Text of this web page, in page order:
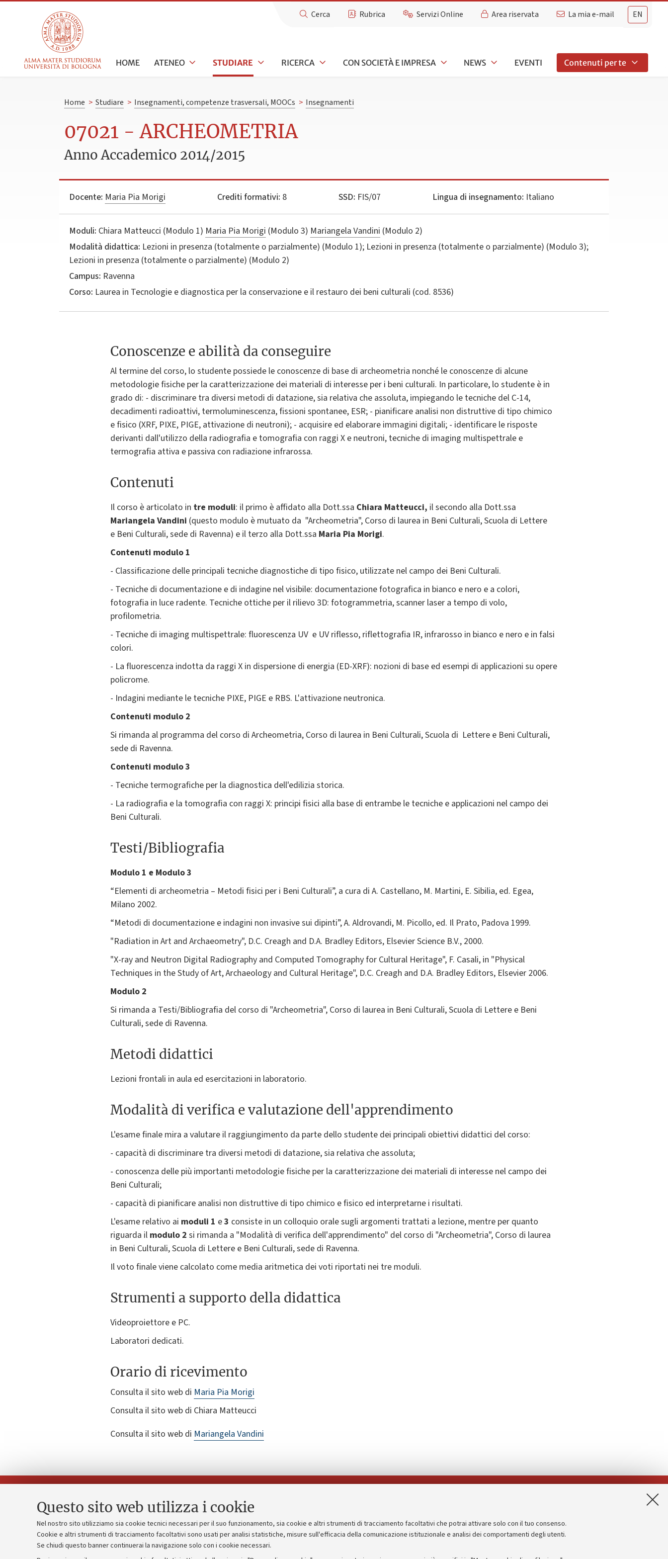
Questo sito web utilizza i cookie
Nel nostro sito utilizziamo sia cookie tecnici necessari per il suo funzionamento, sia cookie e altri strumenti di tracciamento facoltativi che potrai attivare solo con il tuo consenso.
Cookie e altri strumenti di tracciamento facoltativi sono usati per analisi statistiche, misure sull'efficacia della comunicazione istituzionale e analisi dei comportamenti degli utenti.
Se chiudi questo banner continuerai la navigazione solo con i cookie necessari.
EN
Cerca Rubrica Servizi Online Area riservata La mia e-mail
HOME ATENEO STUDIARE RICERCA CON SOCIETÀ E IMPRESA NEWS EVENTI Contenuti per te
Home > Studiare > Insegnamenti, competenze trasversali, MOOCs > Insegnamenti
07021 - ARCHEOMETRIA
Anno Accademico 2014/2015
Docente: Maria Pia Morigi Crediti formativi: 8 SSD: FIS/07 Lingua di insegnamento: Italiano
Moduli: Chiara Matteucci (Modulo 1) Maria Pia Morigi (Modulo 3) Mariangela Vandini (Modulo 2)
Modalità didattica: Lezioni in presenza (totalmente o parzialmente) (Modulo 1); Lezioni in presenza (totalmente o parzialmente) (Modulo 3);
Lezioni in presenza (totalmente o parzialmente) (Modulo 2)
Campus: Ravenna
Corso: Laurea in Tecnologie e diagnostica per la conservazione e il restauro dei beni culturali (cod. 8536)
Conoscenze e abilità da conseguire
Al termine del corso, lo studente possiede le conoscenze di base di archeometria nonché le conoscenze di alcune
metodologie fisiche per la caratterizzazione dei materiali di interesse per i beni culturali. In particolare, lo studente è in
grado di: - discriminare tra diversi metodi di datazione, sia relativa che assoluta, impiegando le tecniche del C-14,
decadimenti radioattivi, termoluminescenza, fissioni spontanee, ESR; - pianificare analisi non distruttive di tipo chimico
e fisico (XRF, PIXE, PIGE, attivazione di neutroni); - acquisire ed elaborare immagini digitali; - identificare le risposte
derivanti dall'utilizzo della radiografia e tomografia con raggi X e neutroni, tecniche di imaging multispettrale e
termografia attiva e passiva con radiazione infrarossa.
Contenuti
Il corso è articolato in tre moduli: il primo è affidato alla Dott.ssa Chiara Matteucci, il secondo alla Dott.ssa
Mariangela Vandini (questo modulo è mutuato da "Archeometria", Corso di laurea in Beni Culturali, Scuola di Lettere
e Beni Culturali, sede di Ravenna) e il terzo alla Dott.ssa Maria Pia Morigi.
Contenuti modulo 1
- Classificazione delle principali tecniche diagnostiche di tipo fisico, utilizzate nel campo dei Beni Culturali.
- Tecniche di documentazione e di indagine nel visibile: documentazione fotografica in bianco e nero e a colori,
fotografia in luce radente. Tecniche ottiche per il rilievo 3D: fotogrammetria, scanner laser a tempo di volo,
profilometria.
- Tecniche di imaging multispettrale: fluorescenza UV e UV riflesso, riflettografia IR, infrarosso in bianco e nero e in falsi
colori.
- La fluorescenza indotta da raggi X in dispersione di energia (ED-XRF): nozioni di base ed esempi di applicazioni su opere
policrome.
- Indagini mediante le tecniche PIXE, PIGE e RBS. L'attivazione neutronica.
Contenuti modulo 2
Si rimanda al programma del corso di Archeometria, Corso di laurea in Beni Culturali, Scuola di Lettere e Beni Culturali,
sede di Ravenna.
Contenuti modulo 3
- Tecniche termografiche per la diagnostica dell'edilizia storica.
- La radiografia e la tomografia con raggi X: principi fisici alla base di entrambe le tecniche e applicazioni nel campo dei
Beni Culturali.
Testi/Bibliografia
Modulo 1 e Modulo 3
“Elementi di archeometria – Metodi fisici per i Beni Culturali”, a cura di A. Castellano, M. Martini, E. Sibilia, ed. Egea,
Milano 2002.
“Metodi di documentazione e indagini non invasive sui dipinti”, A. Aldrovandi, M. Picollo, ed. Il Prato, Padova 1999.
"Radiation in Art and Archaeometry", D.C. Creagh and D.A. Bradley Editors, Elsevier Science B.V., 2000.
"X-ray and Neutron Digital Radiography and Computed Tomography for Cultural Heritage", F. Casali, in "Physical
Techniques in the Study of Art, Archaeology and Cultural Heritage", D.C. Creagh and D.A. Bradley Editors, Elsevier 2006.
Modulo 2
Si rimanda a Testi/Bibliografia del corso di "Archeometria", Corso di laurea in Beni Culturali, Scuola di Lettere e Beni
Culturali, sede di Ravenna.
Metodi didattici
Lezioni frontali in aula ed esercitazioni in laboratorio.
Modalità di verifica e valutazione dell'apprendimento
L'esame finale mira a valutare il raggiungimento da parte dello studente dei principali obiettivi didattici del corso:
- capacità di discriminare tra diversi metodi di datazione, sia relativa che assoluta;
- conoscenza delle più importanti metodologie fisiche per la caratterizzazione dei materiali di interesse nel campo dei
Beni Culturali;
- capacità di pianificare analisi non distruttive di tipo chimico e fisico ed interpretarne i risultati.
L'esame relativo ai moduli 1 e3 consiste in un colloquio orale sugli argomenti trattati a lezione, mentre per quanto
riguarda il modulo 2 si rimanda a "Modalità di verifica dell'apprendimento" del corso di "Archeometria", Corso di laurea
in Beni Culturali, Scuola di Lettere e Beni Culturali, sede di Ravenna.
Il voto finale viene calcolato come media aritmetica dei voti riportati nei tre moduli.
Strumenti a supporto della didattica
Videoproiettore e PC.
Laboratori dedicati.
Orario di ricevimento
Consulta il sito web di Maria Pia Morigi
Consulta il sito web di Chiara Matteucci
Consulta il sito web di Mariangela Vandini
Contatti e PEC
Uffici dell'amministrazione generale
Piano strategico
Bilanci
Bandi, gare e concorsi
Informazioni sul sito e accessibilità